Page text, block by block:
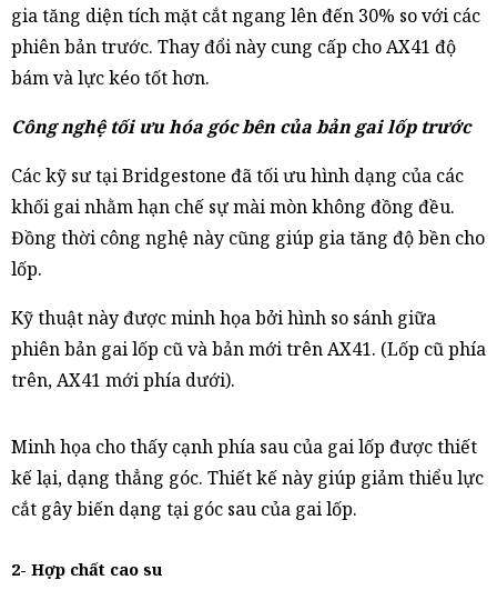
gia tăng diện tích mặt cắt ngang lên đến 30% so với các
phiên bản trước. Thay đổi này cung cấp cho AX41 độ
bám và lực kéo tốt hơn.
Công nghệ tối ưu hóa góc bên của bản gai lốp trước
Các kỹ sư tại Bridgestone đã tối ưu hình dạng của các
khối gai nhằm hạn chế sự mài mòn không đồng đều.
Đồng thời công nghệ này cũng giúp gia tăng độ bền cho
lốp.
Kỹ thuật này được minh họa bởi hình so sánh giữa
phiên bản gai lốp cũ và bản mới trên AX41. (Lốp cũ phía
trên, AX41 mới phía dưới).
Minh họa cho thấy cạnh phía sau của gai lốp được thiết
kế lại, dạng thẳng góc. Thiết kế này giúp giảm thiểu lực
cắt gây biến dạng tại góc sau của gai lốp.
2- Hợp chất cao su